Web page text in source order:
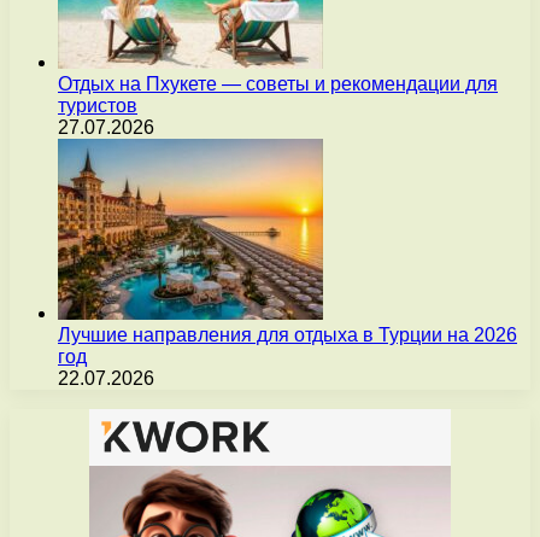
Отдых на Пхукете — советы и рекомендации для
туристов
27.07.2026
Лучшие направления для отдыха в Турции на 2026
год
22.07.2026